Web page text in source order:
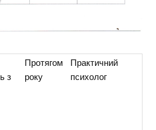
з
Протягом
року
Практичний
психолог